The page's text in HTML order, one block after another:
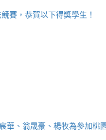
賽，恭賀以下得獎學生！
華、翁晟豪、楊牧為參加